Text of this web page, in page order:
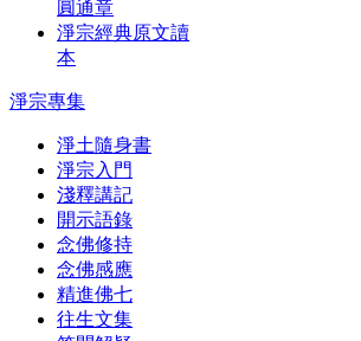
圓通章
淨宗經典原文讀
本
淨宗專集
淨土隨身書
淨宗入門
淺釋講記
開示語錄
念佛修持
念佛感應
精進佛七
往生文集